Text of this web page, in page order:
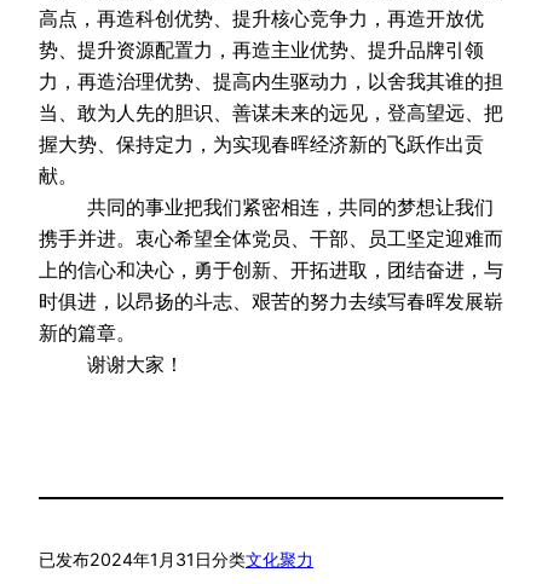
高点，再造科创优势、提升核心竞争力，再造开放优
势、提升资源配置力，再造主业优势、提升品牌引领
力，再造治理优势、提高内生驱动力，以舍我其谁的担
当、敢为人先的胆识、善谋未来的远见，登高望远、把
握大势、保持定力，为实现春晖经济新的飞跃作出贡
献。
携手并进。衷心希望全体党员、干部、员工坚定迎难而
上的信心和决心，勇于创新、开拓进取，团结奋进，与
时俱进，以昂扬的斗志、艰苦的努力去续写春晖发展崭
新的篇章。
    谢谢大家！
已发布2024年1月31日分类文化聚力